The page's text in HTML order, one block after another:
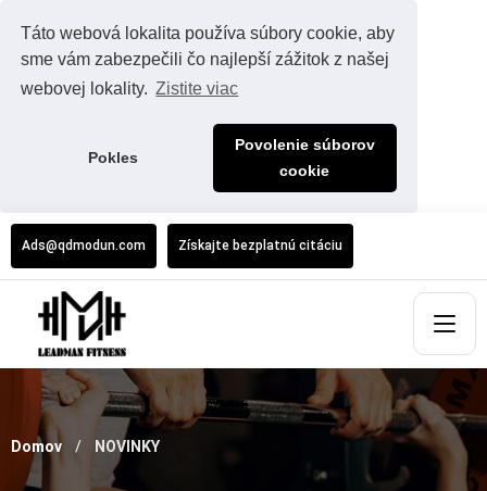
Táto webová lokalita používa súbory cookie, aby
sme vám zabezpečili čo najlepší zážitok z našej
webovej lokality. Zistite viac
Pokles
Povolenie súborov
cookie
Ads@qdmodun.com Získajte bezplatnú citáciu
Domov NOVINKY